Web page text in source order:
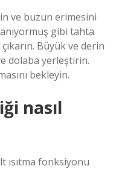
ve buzun erimesini
gibi tahta
Büyük ve derin
dolaba yerleştirin.
bekleyin.
nasıl
ısıtma fonksiyonu